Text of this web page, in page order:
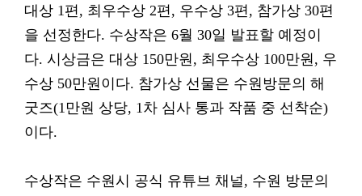
대상 1편, 최우수상 2편, 우수상 3편, 참가상 30편
을 선정한다. 수상작은 6월 30일 발표할 예정이
다. 시상금은 대상 150만원, 최우수상 100만원, 우
수상 50만원이다. 참가상 선물은 수원방문의 해
굿즈(1만원 상당, 1차 심사 통과 작품 중 선착순)
이다.
수상작은 수원시 공식 유튜브 채널, 수원 방문의